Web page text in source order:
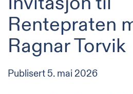
Rentepraten
Ragnar Torvik
Publisert 5. mai 2026